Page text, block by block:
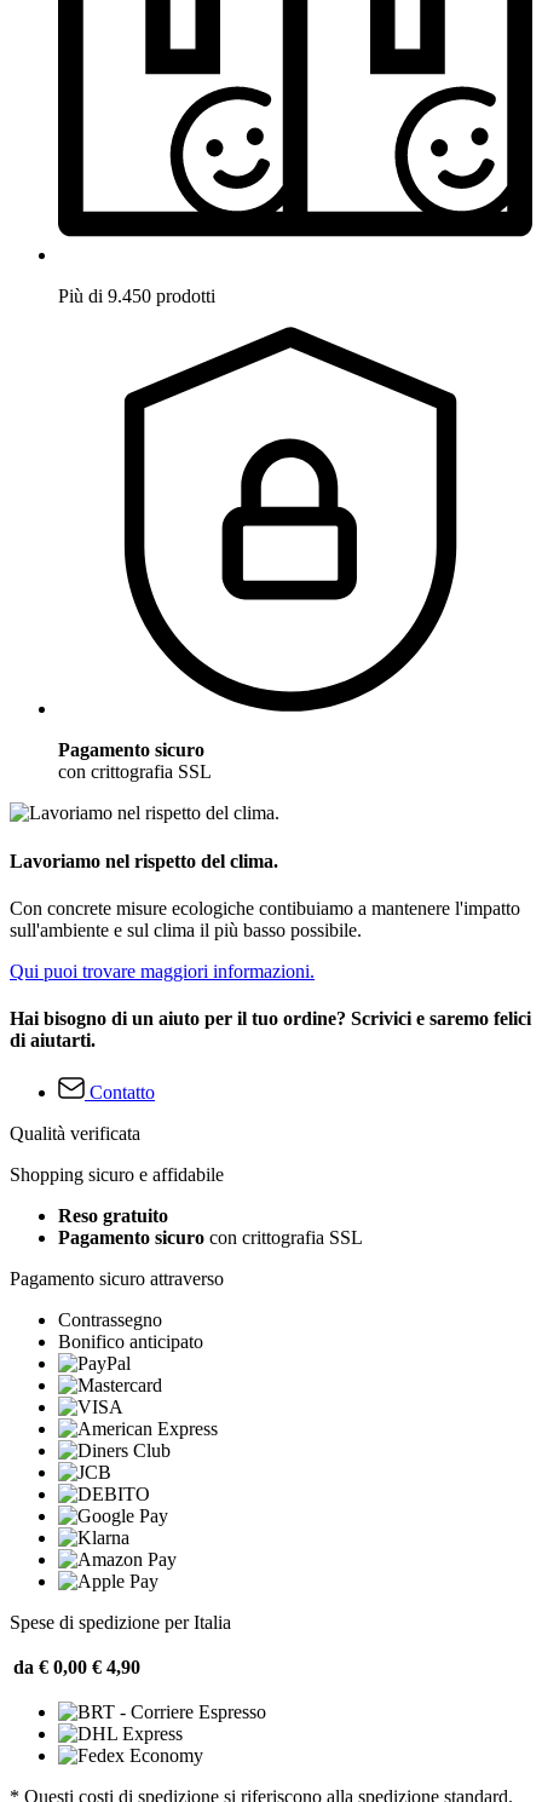
Più di 9.450 prodotti
Pagamento sicuro
con crittografia SSL
Lavoriamo nel rispetto del clima.
Con concrete misure ecologiche contibuiamo a mantenere l'impatto
sull'ambiente e sul clima il più basso possibile.
Qui puoi trovare maggiori informazioni.
Hai bisogno di un aiuto per il tuo ordine? Scrivici e saremo felici
di aiutarti.
Contatto
Qualità verificata
Shopping sicuro e affidabile
Reso gratuito
Pagamento sicuro con crittografia SSL
Pagamento sicuro attraverso
Contrassegno
Bonifico anticipato
Spese di spedizione per Italia
da € 0,00 € 4,90
* Questi costi di spedizione si riferiscono alla spedizione standard.